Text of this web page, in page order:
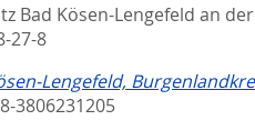
Bad Kösen-Lengefeld an der
27-8
Lengefeld,
3806231205